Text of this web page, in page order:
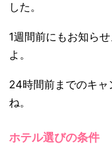
した。
1週間前にもお知ら
よ。
24時間前までのキャ
ね。
ホテル選びの条件